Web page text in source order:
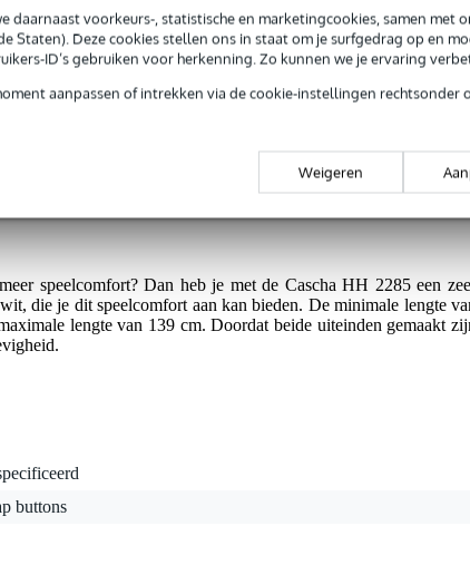
daarnaast voorkeurs-, statistische en marketingcookies, samen met
Staten). Deze cookies stellen ons in staat om je surfgedrag op en
ID’s gebruiken voor herkenning. Zo kunnen we je ervaring
aanpassen of intrekken via de cookie-instellingen rechtsonder
Weigeren
wit
speelcomfort? Dan heb je met de Cascha HH 2285 een
die je dit speelcomfort aan kan bieden. De minimale lengte
lengte van 139 cm. Doordat beide uiteinden gemaakt
buttons